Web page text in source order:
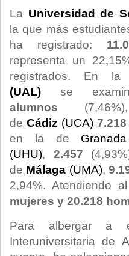
La Universidad de
la que más
ha registrado:
representa un
registrados. En
(UAL) se
alumnos
de Cádiz (UCA) 7.218
en la de
(UHU), 2.457
de Málaga (UMA),
2,94%. Atendiendo
mujeres y 20.218
Para albergar a
Interuniversitaria de